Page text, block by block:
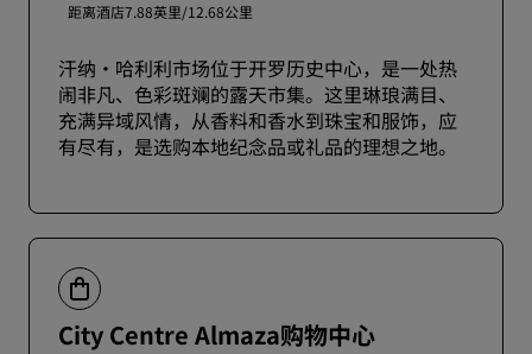
距离酒店7.88英里/12.68公里
汗纳·哈利利市场位于开罗历史中心，是一处热
闹非凡、色彩斑斓的露天市集。这里琳琅满目、
充满异域风情，从香料和香水到珠宝和服饰，应
有尽有，是选购本地纪念品或礼品的理想之地。
City Centre Almaza购物中心